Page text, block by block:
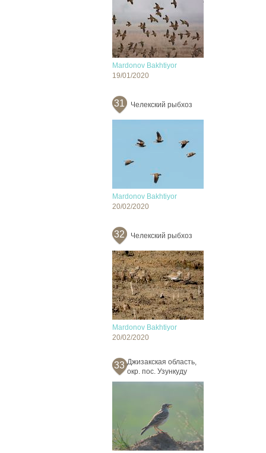
Mardonov Bakhtiyor
19/01/2020
31 Челекский рыбхоз
Mardonov Bakhtiyor
20/02/2020
32 Челекский рыбхоз
Mardonov Bakhtiyor
20/02/2020
33 Джизакская область,
окр. пос. Узункуду